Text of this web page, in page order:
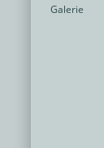
Galerie